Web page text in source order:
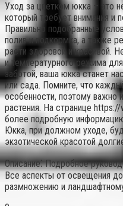
Уход за цветком юкка – это
который требует внимания и
Правильно подобранные
полив и подкормка, а также
расти здоровой и красивой.
и температурного режима
заботой, ваша юкка станет
или сада. Помните, что
особенности, поэтому важно
растения. На странице
более подробную
Юкка, при должном уходе,
экзотической красотой
Описание⁚ Подробное
Все аспекты от освещения
размножению и